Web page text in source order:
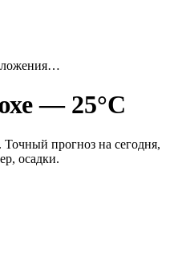
— 25°C
прогноз на сегодня,
осадки.